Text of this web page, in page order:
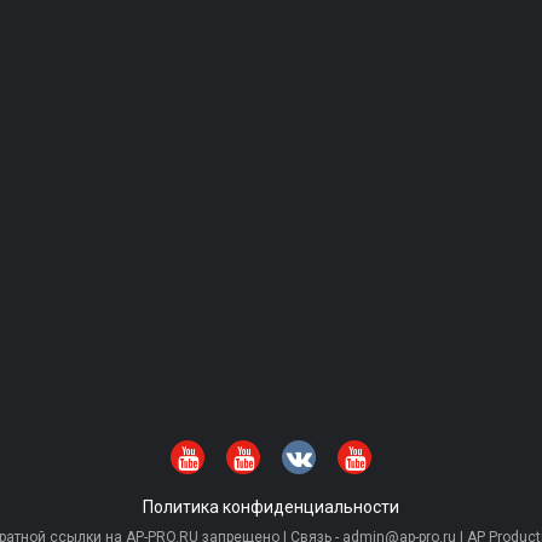
Политика конфиденциальности
ссылки на AP-PRO.RU запрещено | Связь - admin@ap-pro.ru | AP